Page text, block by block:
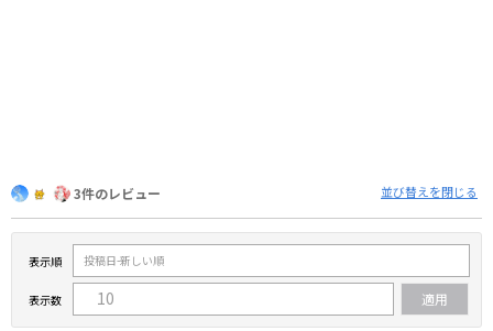
3件のレビュー 並び替えを閉じる
表示順
表示数